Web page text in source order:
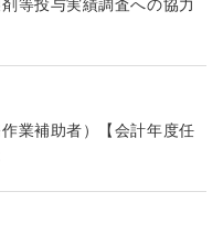
等投与実績調査への協力
業補助者）【会計年度任